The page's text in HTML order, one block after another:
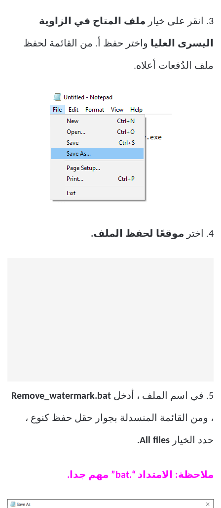
3. انقر على خيار ملف المتاح في الزاوية
اليسرى العليا واختر حفظ أ. من القائمة لحفظ
ملف الدُفعات أعلاه.
4. اختر موقعًا لحفظ الملف.
5. في اسم الملف ، أدخل
، ومن القائمة المنسدلة بجوار حقل حفظ كنوع ،
حدد الخيار
ملاحظة: الامتداد “.bat” مهم جدا.